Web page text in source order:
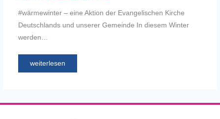
#wärmewinter – eine Aktion der Evangelischen Kirche
Deutschlands und unserer Gemeinde In diesem Winter
werden…
weiterlesen